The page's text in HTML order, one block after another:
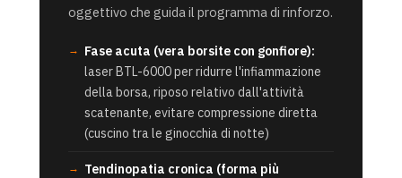
oggettivo che guida il programma di rinforzo.
Fase acuta (vera borsite con gonfiore):
laser BTL-6000 per ridurre l'infiammazione
della borsa, riposo relativo dall'attività
scatenante, evitare compressione diretta
(cuscino tra le ginocchia di notte)
Tendinopatia cronica (forma più